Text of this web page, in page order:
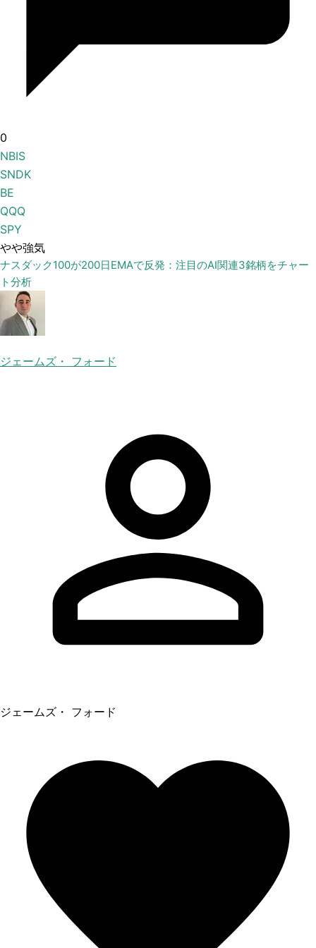
0
NBIS
SNDK
BE
QQQ
SPY
やや強気
ナスダック100が200日EMAで反発：注目のAI関連3銘柄をチャー
ト分析
ジェームズ・ フォード
ジェームズ・ フォード